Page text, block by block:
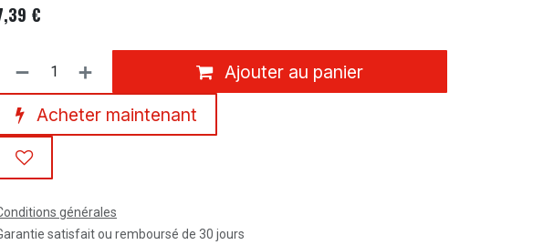
€
Ajouter au panier
Acheter maintenant
générales
satisfait ou remboursé de 30 jours